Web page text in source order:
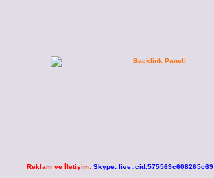
Reklam ve İletişim: Skype: live:.cid.575569c608265c69